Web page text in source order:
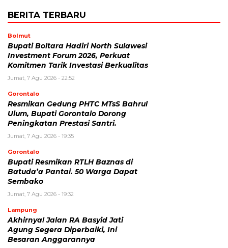
BERITA TERBARU
Bolmut
Bupati Boltara Hadiri North Sulawesi
Investment Forum 2026, Perkuat
Komitmen Tarik Investasi Berkualitas
Jumat, 7 Agu 2026 - 22:52
Gorontalo
Resmikan Gedung PHTC MTsS Bahrul
Ulum, Bupati Gorontalo Dorong
Peningkatan Prestasi Santri.
Jumat, 7 Agu 2026 - 19:35
Gorontalo
Bupati Resmikan RTLH Baznas di
Batuda’a Pantai. 50 Warga Dapat
Sembako
Jumat, 7 Agu 2026 - 19:32
Lampung
Akhirnya! Jalan RA Basyid Jati
Agung Segera Diperbaiki, Ini
Besaran Anggarannya